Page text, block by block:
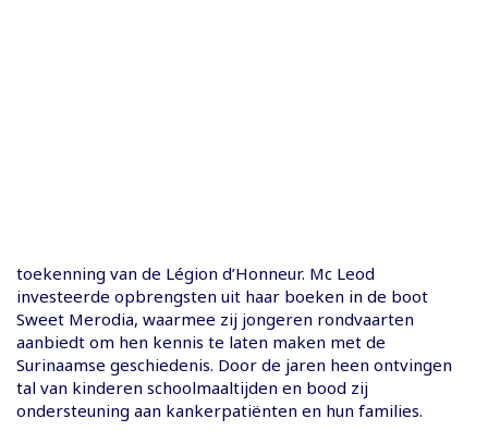
toekenning van de Légion d’Honneur. Mc Leod
investeerde opbrengsten uit haar boeken in de boot
Sweet Merodia, waarmee zij jongeren rondvaarten
aanbiedt om hen kennis te laten maken met de
Surinaamse geschiedenis. Door de jaren heen ontvingen
tal van kinderen schoolmaaltijden en bood zij
ondersteuning aan kankerpatiënten en hun families.